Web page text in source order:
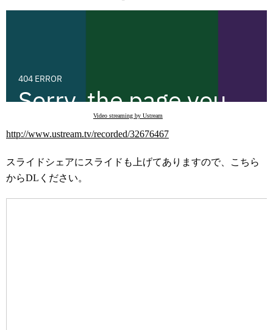
Video streaming by Ustream
http://www.ustream.tv/recorded/32676467
スライドシェアにスライドも上げてありますので、こちら
からDLください。